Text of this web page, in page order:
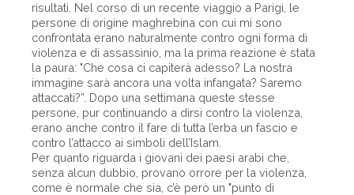
risultati. Nel corso di un recente viaggio a Parigi, le
persone di origine maghrebina con cui mi sono
confrontata erano naturalmente contro ogni forma di
violenza e di assassinio, ma la prima reazione è stata
la paura: "Che cosa ci capiterà adesso? La nostra
immagine sarà ancora una volta infangata? Saremo
attaccati?”. Dopo una settimana queste stesse
persone, pur continuando a dirsi contro la violenza,
erano anche contro il fare di tutta l’erba un fascio e
contro l’attacco ai simboli dell’Islam.
Per quanto riguarda i giovani dei paesi arabi che,
senza alcun dubbio, provano orrore per la violenza,
come è normale che sia, c’è però un "punto di